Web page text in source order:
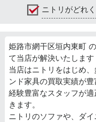
ニトリがどれ
姫路市網干区垣内東町
て当店が解決いたします
当店はニトリをはじめ
ンド家具の買取実績が豊
経験豊富なスタッフが
きます。
ニトリのソファや、ダ